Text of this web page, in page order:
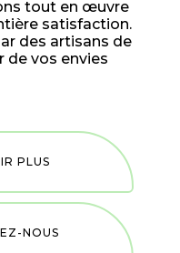
tout en œuvre
satisfaction.
des artisans de
de vos envies
PLUS
NOUS